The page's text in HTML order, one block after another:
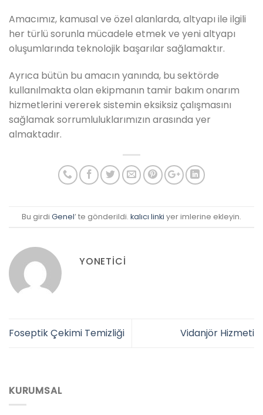
Amacımız, kamusal ve özel alanlarda, altyapı ile ilgili
her türlü sorunla mücadele etmek ve yeni altyapı
oluşumlarında teknolojik başarılar sağlamaktır.
Ayrıca bütün bu amacın yanında, bu sektörde
kullanılmakta olan ekipmanın tamir bakım onarım
hizmetlerini vererek sistemin eksiksiz çalışmasını
sağlamak sorrumluluklarımızın arasında yer
almaktadır.
Bu girdi Genel’ te gönderildi. kalıcı linki yer imlerine ekleyin.
YONETICI
Foseptik Çekimi Temizliği Vidanjör Hizmeti
KURUMSAL